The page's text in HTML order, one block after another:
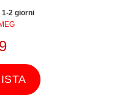
1-2 giorni